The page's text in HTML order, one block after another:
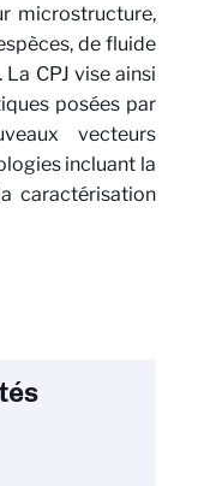
microstructure,
de fluide
CPJ vise ainsi
posées par
vecteurs
incluant la
caractérisation